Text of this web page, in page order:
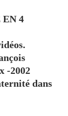
4
-2002
dans